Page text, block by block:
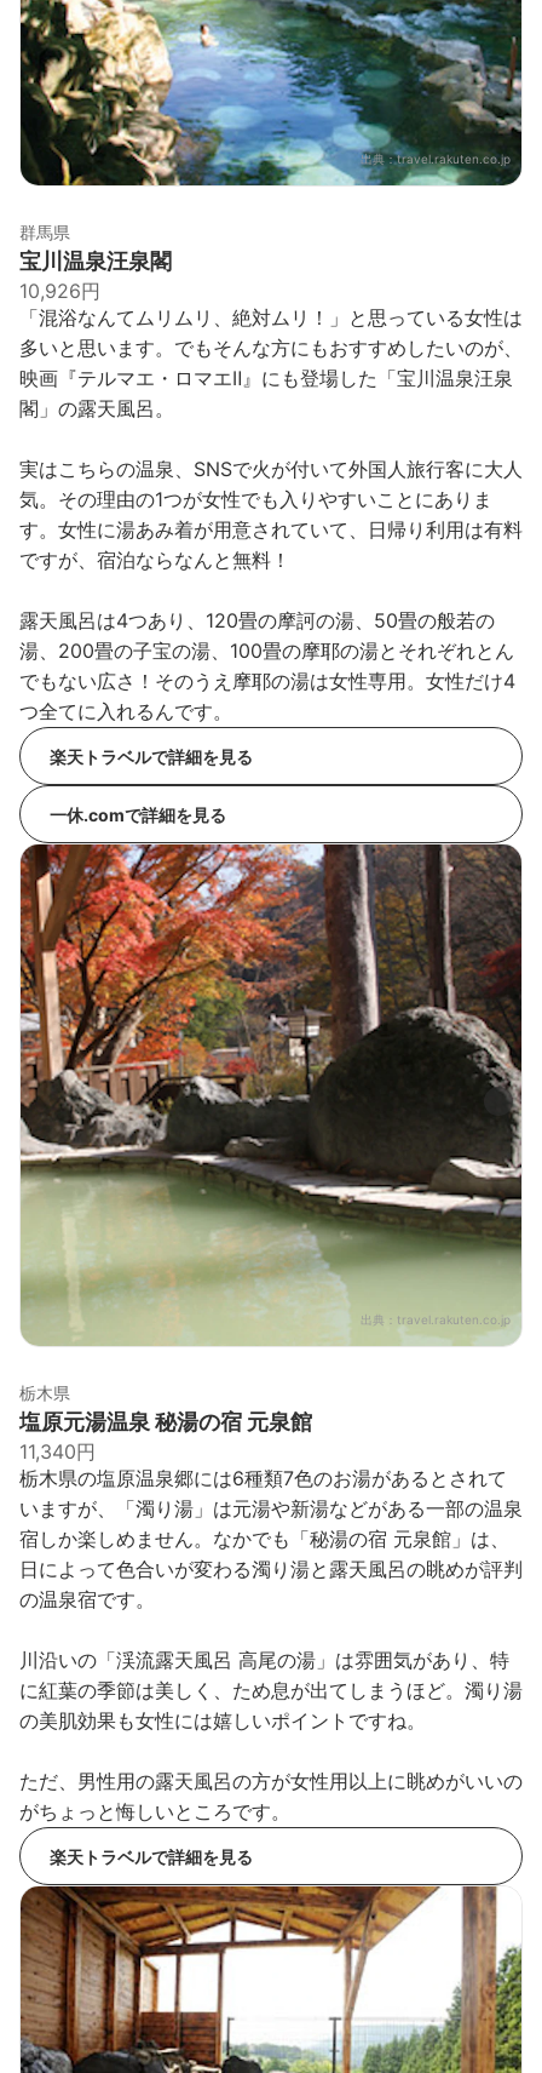
出典：travel.rakuten.co.jp
群馬県
宝川温泉汪泉閣
10,926円
「混浴なんてムリムリ、絶対ムリ！」と思っている女性は
多いと思います。でもそんな方にもおすすめしたいのが、
映画『テルマエ・ロマエⅡ』にも登場した「宝川温泉汪泉
閣」の露天風呂。
実はこちらの温泉、SNSで火が付いて外国人旅行客に大人
気。その理由の1つが女性でも入りやすいことにありま
す。女性に湯あみ着が用意されていて、日帰り利用は有料
ですが、宿泊ならなんと無料！
露天風呂は4つあり、120畳の摩訶の湯、50畳の般若の
湯、200畳の子宝の湯、100畳の摩耶の湯とそれぞれとん
でもない広さ！そのうえ摩耶の湯は女性専用。女性だけ4
つ全てに入れるんです。
楽天トラベルで詳細を見る
一休.comで詳細を見る
出典： travel.rakuten.co.jp
栃木県
塩原元湯温泉 秘湯の宿 元泉館
11,340円
栃木県の塩原温泉郷には6種類7色のお湯があるとされて
いますが、「濁り湯」は元湯や新湯などがある一部の温泉
宿しか楽しめません。なかでも「秘湯の宿 元泉館」は、
日によって色合いが変わる濁り湯と露天風呂の眺めが評判
の温泉宿です。
川沿いの「渓流露天風呂 高尾の湯」は雰囲気があり、特
に紅葉の季節は美しく、ため息が出てしまうほど。濁り湯
の美肌効果も女性には嬉しいポイントですね。
ただ、男性用の露天風呂の方が女性用以上に眺めがいいの
がちょっと悔しいところです。
楽天トラベルで詳細を見る